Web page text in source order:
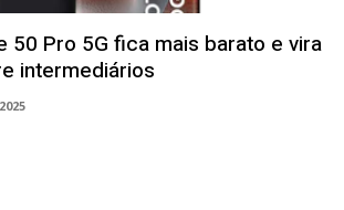
50 Pro 5G fica mais barato e vira
intermediários